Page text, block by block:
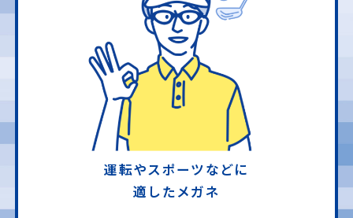
運転やスポーツなどに
適したメガネ